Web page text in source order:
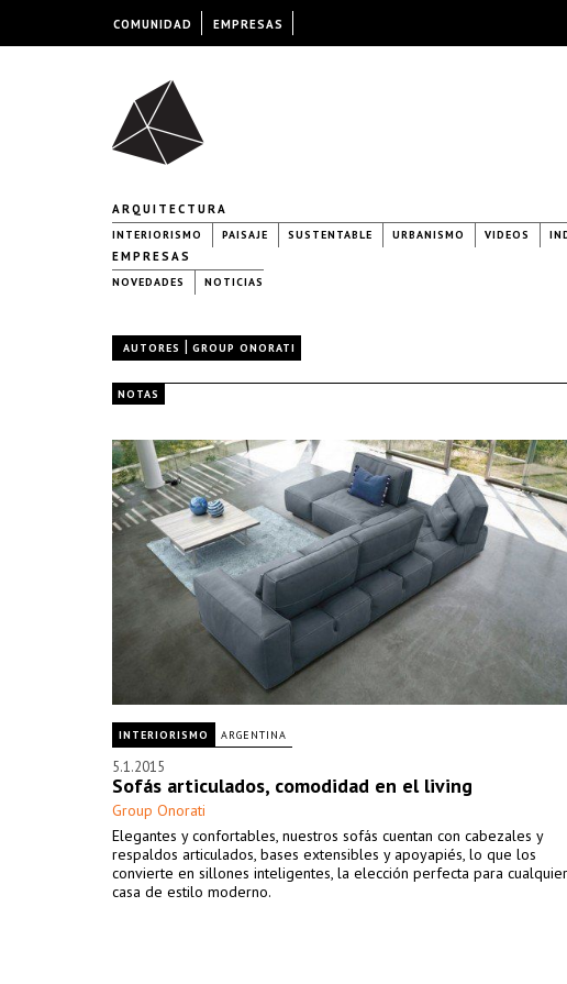
ARQUITECTURA
INTERIORISMO PAISAJE SUSTENTABLE URBANISMO VIDEOS
EMPRESAS
NOVEDADES NOTICIAS
AUTORES | GROUP ONORATI
NOTAS
INTERIORISMO ARGENTINA
5.1.2015
Sofás articulados, comodidad en el living
Group Onorati
Elegantes y confortables, nuestros sofás cuentan con cabezales y
respaldos articulados, bases extensibles y apoyapiés, lo que los
convierte en sillones inteligentes, la elección perfecta para cualquier
casa de estilo moderno.
COMUNIDAD EMPRESAS